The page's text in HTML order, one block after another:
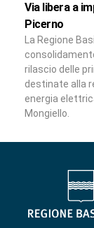
Via libera a
Picerno
La Regione
rilascio delle
destinate alla
energia
Mongiello.